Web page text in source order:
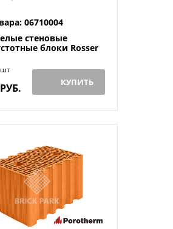
06710004
стеновые
блоки Rosser
КУПИТЬ